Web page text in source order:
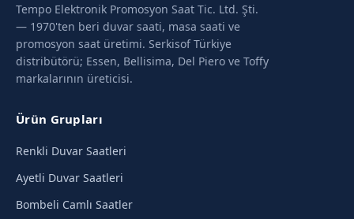
Tempo Elektronik Promosyon Saat Tic. Ltd. Şti.
— 1970'ten beri duvar saati, masa saati ve
promosyon saat üretimi. Serkisof Türkiye
distribütörü; Essen, Bellisima, Del Piero ve Toffy
markalarının üreticisi.
Ürün Grupları
Renkli Duvar Saatleri
Ayetli Duvar Saatleri
Bombeli Camlı Saatler